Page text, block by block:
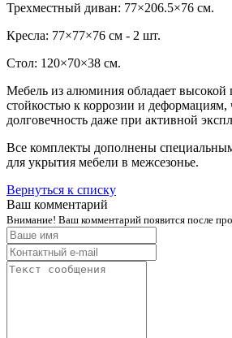
Трехместный диван: 77×206.5×76 см.
Кресла: 77×77×76 см - 2 шт.
Стол: 120×70×38 см.
Мебель из алюминия обладает высокой
стойкостью к коррозии и деформациям,
долговечность даже при активной
Все комплекты дополнены
для укрытия мебели в межсезонье.
Вернуться к списку
Ваш комментарий
Внимание! Ваш комментарий появится после